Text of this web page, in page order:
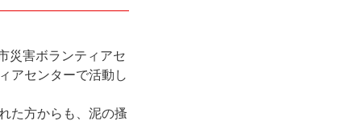
災害ボランティアセ
アセンターで活動し
た方からも、泥の搔